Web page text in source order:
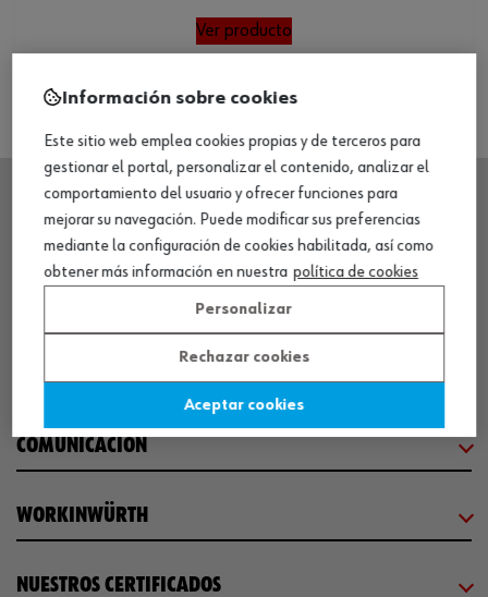
Ver producto
SEDE CENTRAL
CENTRO LOGÍSTICO / MUSEO
COMUNICACIÓN
WORKINWÜRTH
NUESTROS CERTIFICADOS
Información sobre cookies
Este sitio web emplea cookies propias y de terceros para
gestionar el portal, personalizar el contenido, analizar el
comportamiento del usuario y ofrecer funciones para
mejorar su navegación. Puede modificar sus preferencias
mediante la configuración de cookies habilitada, así como
obtener más información en nuestra política de cookies
Personalizar
Rechazar cookies
Aceptar cookies